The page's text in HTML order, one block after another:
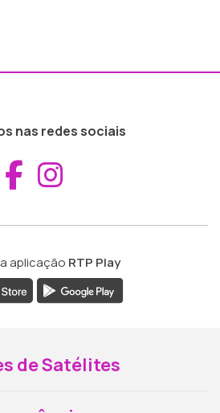
nas redes sociais
Aceder ao
aplicação RTP Play
de Satélites